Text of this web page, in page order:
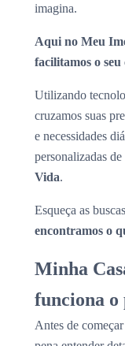
imagina.
Aqui no Meu
facilitamos o
Utilizando
cruzamos suas
e necessidades
personalizadas de
Vida.
Esqueça as
encontramos o
Minha
funciona o
Antes de